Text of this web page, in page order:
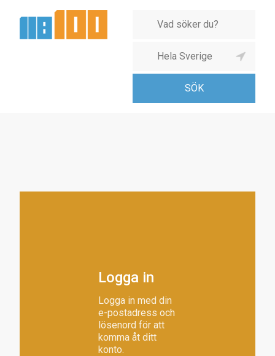
Logga in
Logga in med din
e-postadress och
lösenord för att
komma åt ditt
konto.